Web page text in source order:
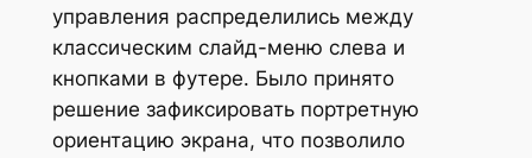
управления распределились между
классическим слайд-меню слева и
кнопками в футере. Было принято
решение зафиксировать портретную
ориентацию экрана, что позволило